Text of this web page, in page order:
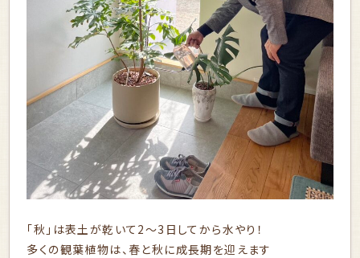
「秋」は表土が乾いて2〜3日してから水やり！
多くの観葉植物は、春と秋に成長期を迎えます